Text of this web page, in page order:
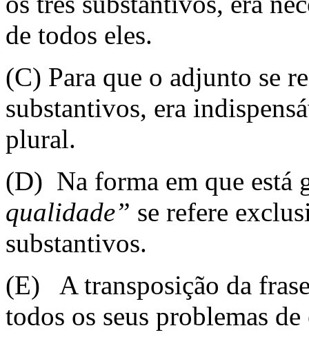
de todos eles.
(C) Para que o adjunto se
substantivos, era
plural.
(D) Na forma em que está
qualidade” se refere
substantivos.
(E) A transposição da
todos os seus problemas de